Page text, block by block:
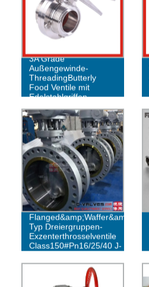
3A Grade
Außengewinde-
ThreadingButterly
Food Ventile mit
Edelstahlgriffen
Stahl
Flanged&amp;Waffer&amp;Air
Typ Dreiergruppen-
Exzenterthrosselventile
Class150#Pn16/25/40 J-